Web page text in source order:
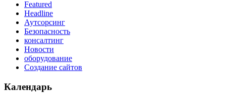
Featured
Headline
Аутсорсинг
Безопасность
консалтинг
Новости
оборудование
Создание сайтов
Календарь